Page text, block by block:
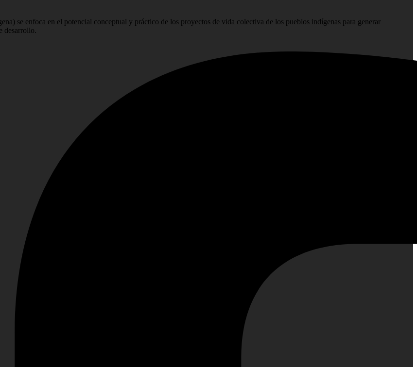
se enfoca en el potencial conceptual y práctico de los proyectos de vida colectiva de los pueblos indígenas para generar
desarrollo.